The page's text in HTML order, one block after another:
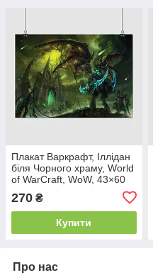
Плакат Варкрафт, Іллідан
біля Чорного храму, World
of WarCraft, WoW, 43×60
270 ₴
Купити
Про нас